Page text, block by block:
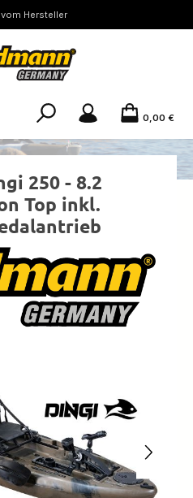
vom Hersteller
0,00 €
250 - 8.2
Top inkl.